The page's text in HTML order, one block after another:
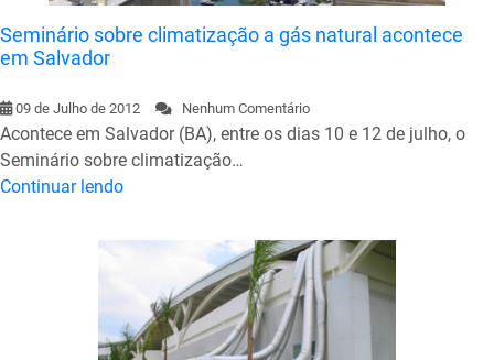
Seminário sobre climatização a gás natural acontece
em Salvador
09 de Julho de 2012 Nenhum Comentário
Acontece em Salvador (BA), entre os dias 10 e 12 de julho, o
Seminário sobre climatização…
Continuar lendo